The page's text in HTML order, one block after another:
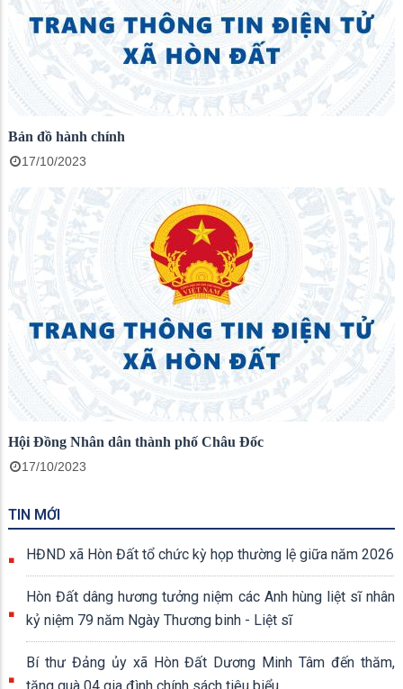
Bản đồ hành chính
17/10/2023
Hội Đồng Nhân dân thành phố Châu Đốc
17/10/2023
TIN MỚI
HĐND xã Hòn Đất tổ chức kỳ họp thường lệ giữa năm 2026
Hòn Đất dâng hương tưởng niệm các Anh hùng liệt sĩ nhân
kỷ niệm 79 năm Ngày Thương binh - Liệt sĩ
Bí thư Đảng ủy xã Hòn Đất Dương Minh Tâm đến thăm,